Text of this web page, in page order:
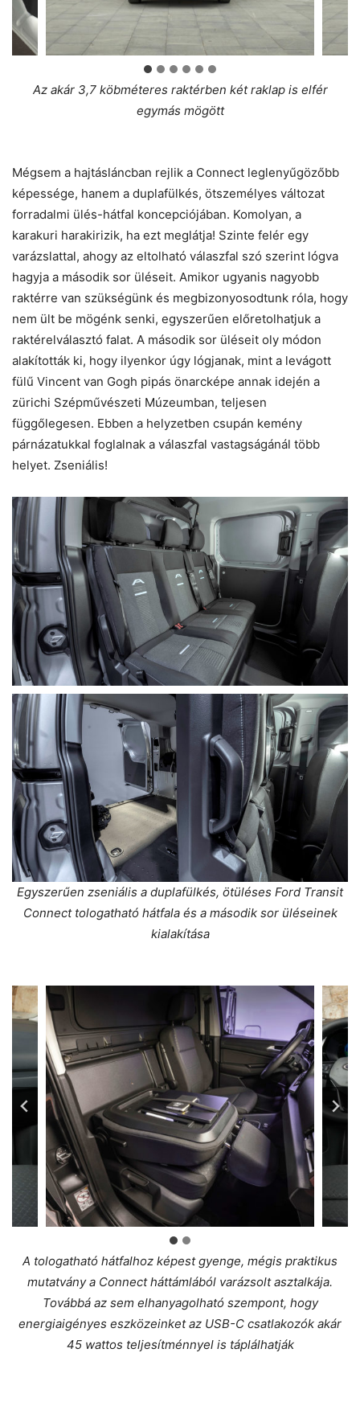
Az akár 3,7 köbméteres raktérben két raklap is elfér
egymás mögött
Mégsem a hajtásláncban rejlik a Connect leglenyűgözőbb
képessége, hanem a duplafülkés, ötszemélyes változat
forradalmi ülés-hátfal koncepciójában. Komolyan, a
karakuri harakirizik, ha ezt meglátja! Szinte felér egy
varázslattal, ahogy az eltolható válaszfal szó szerint lógva
hagyja a második sor üléseit. Amikor ugyanis nagyobb
raktérre van szükségünk és megbizonyosodtunk róla, hogy
nem ült be mögénk senki, egyszerűen előretolhatjuk a
raktérelválasztó falat. A második sor üléseit oly módon
alakították ki, hogy ilyenkor úgy lógjanak, mint a levágott
fülű Vincent van Gogh pipás önarcképe annak idején a
zürichi Szépművészeti Múzeumban, teljesen
függőlegesen. Ebben a helyzetben csupán kemény
párnázatukkal foglalnak a válaszfal vastagságánál több
helyet. Zseniális!
Egyszerűen zseniális a duplafülkés, ötüléses Ford Transit
Connect tologatható hátfala és a második sor üléseinek
kialakítása
A tologatható hátfalhoz képest gyenge, mégis praktikus
mutatvány a Connect háttámlából varázsolt asztalkája.
Továbbá az sem elhanyagolható szempont, hogy
energiaigényes eszközeinket az USB-C csatlakozók akár
45 wattos teljesítménnyel is táplálhatják